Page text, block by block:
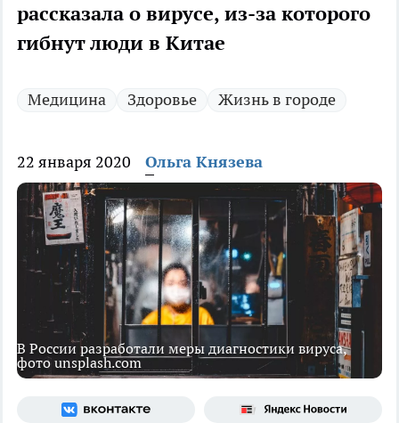
рассказала о вирусе, из-за которого
гибнут люди в Китае
Медицина Здоровье Жизнь в городе
22 января 2020 Ольга Князева
В России разработали меры диагностики вируса,
фото unsplash.com